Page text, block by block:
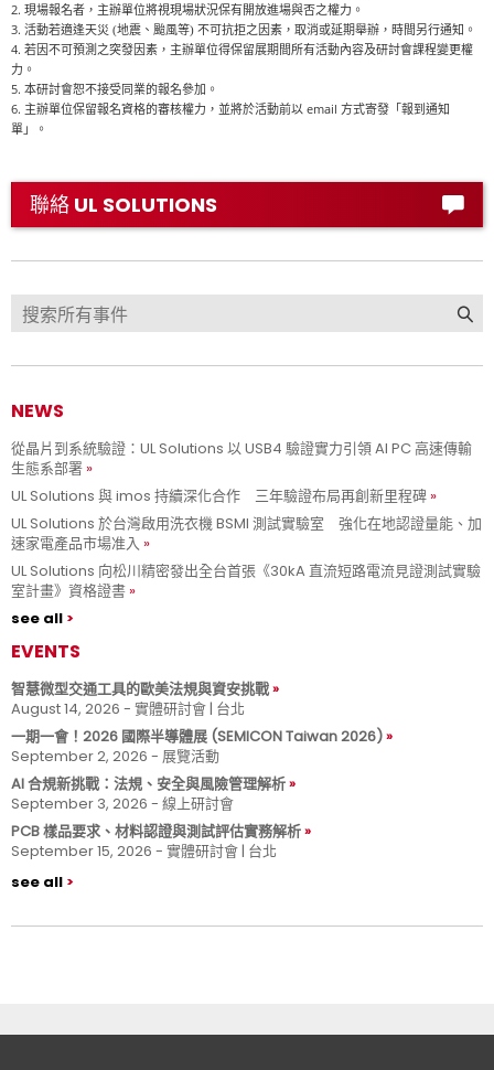
2. 現場報名者，主辦單位將視現場狀況保有開放進場與否之權力。
3. 活動若適逢天災 (地震、颱風等) 不可抗拒之因素，取消或延期舉辦，時間另行通知。
4. 若因不可預測之突發因素，主辦單位得保留展期間所有活動內容及研討會課程變更權
力。
5. 本研討會恕不接受同業的報名參加。
6. 主辦單位保留報名資格的審核權力，並將於活動前以 email 方式寄發「報到通知
單」。
聯絡 UL SOLUTIONS
NEWS
從晶片到系統驗證：UL Solutions 以 USB4 驗證實力引領 AI PC 高速傳輸
生態系部署
UL Solutions 與 imos 持續深化合作 三年驗證布局再創新里程碑
UL Solutions 於台灣啟用洗衣機 BSMI 測試實驗室 強化在地認證量能、加
速家電產品市場准入
UL Solutions 向松川精密發出全台首張《30kA 直流短路電流見證測試實驗
室計畫》資格證書
see all
EVENTS
智慧微型交通工具的歐美法規與資安挑戰
August 14, 2026 - 實體研討會 | 台北
一期一會！2026 國際半導體展 (SEMICON Taiwan 2026)
September 2, 2026 - 展覽活動
AI 合規新挑戰：法規、安全與風險管理解析
September 3, 2026 - 線上研討會
PCB 樣品要求、材料認證與測試評估實務解析
September 15, 2026 - 實體研討會 | 台北
see all